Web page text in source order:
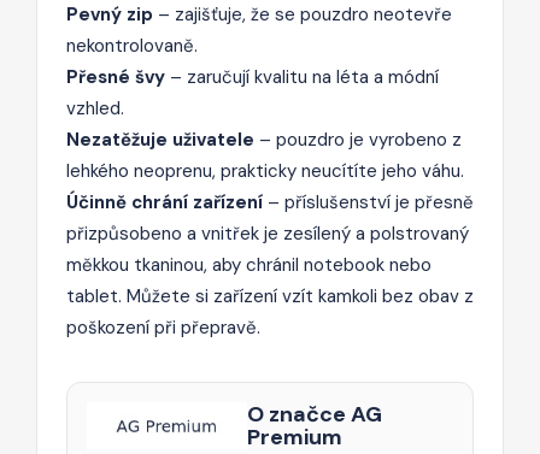
Pevný zip – zajišťuje, že se pouzdro neotevře
nekontrolovaně.
Přesné švy – zaručují kvalitu na léta a módní
vzhled.
Nezatěžuje uživatele – pouzdro je vyrobeno z
lehkého neoprenu, prakticky neucítíte jeho váhu.
Účinně chrání zařízení – příslušenství je přesně
přizpůsobeno a vnitřek je zesílený a polstrovaný
měkkou tkaninou, aby chránil notebook nebo
tablet. Můžete si zařízení vzít kamkoli bez obav z
poškození při přepravě.
O značce AG
Premium